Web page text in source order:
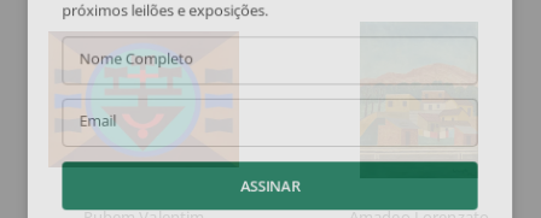
próximos leilões e exposições.
Nome Completo
Email
ASSINAR